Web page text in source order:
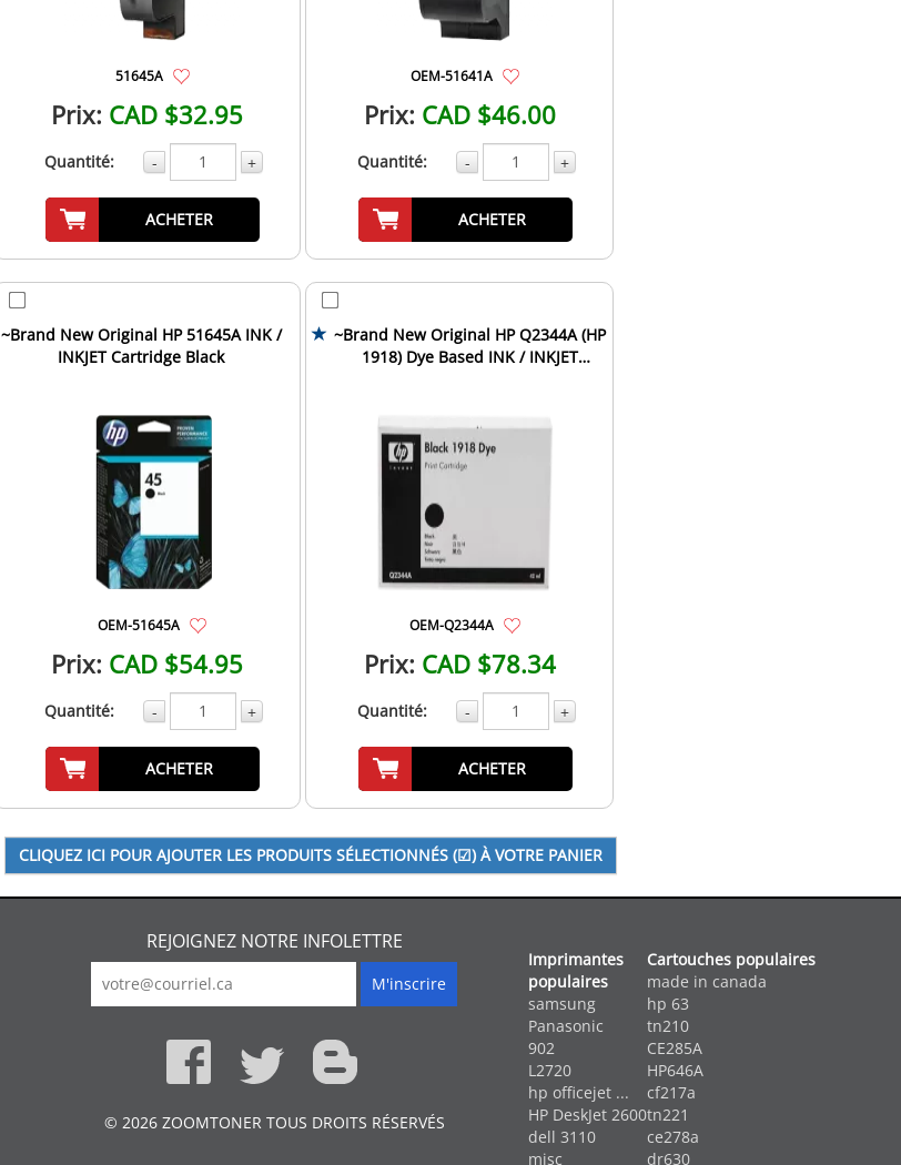
51645A
Prix: CAD $32.95
Quantité: - +
ACHETER
OEM-51641A
Prix: CAD $46.00
Quantité: - +
ACHETER
~Brand New Original HP 51645A INK /
INKJET Cartridge Black
OEM-51645A
Prix: CAD $54.95
Quantité: - +
ACHETER
~Brand New Original HP Q2344A (HP
1918) Dye Based INK / INKJET
OEM-Q2344A
Prix: CAD $78.34
Quantité: - +
ACHETER
REJOIGNEZ NOTRE INFOLETTRE
© 2026 ZOOMTONER TOUS DROITS RÉSERVÉS
Imprimantes
populaires
samsung
Panasonic
902
L2720
hp officejet ...
HP DeskJet 2600
dell 3110
misc
Cartouches populaires
made in canada
hp 63
tn210
CE285A
HP646A
cf217a
tn221
ce278a
dr630